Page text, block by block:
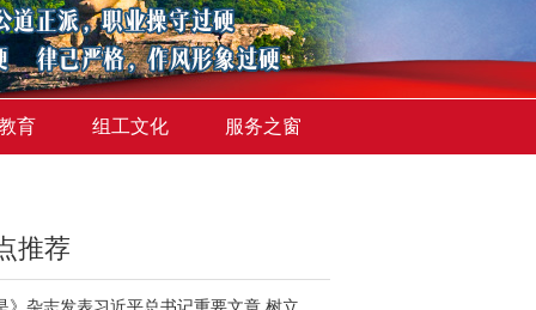
育 组工文化 服务之窗
推荐